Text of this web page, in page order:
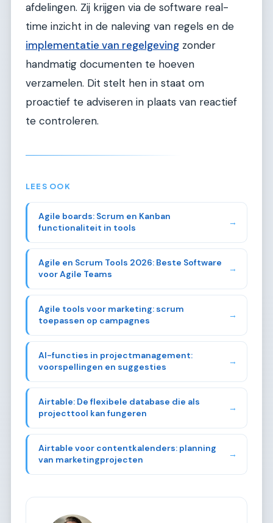
afdelingen. Zij krijgen via de software real-
time inzicht in de naleving van regels en de
implementatie van regelgeving zonder
handmatig documenten te hoeven
verzamelen. Dit stelt hen in staat om
proactief te adviseren in plaats van reactief
te controleren.
LEES OOK
Agile boards: Scrum en Kanban
functionaliteit in tools
→
Agile en Scrum Tools 2026: Beste Software
voor Agile Teams
→
Agile tools voor marketing: scrum
toepassen op campagnes
→
AI-functies in projectmanagement:
voorspellingen en suggesties
→
Airtable: De flexibele database die als
projecttool kan fungeren
→
Airtable voor contentkalenders: planning
van marketingprojecten
→